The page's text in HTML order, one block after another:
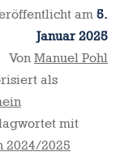
am 5.
Januar 2025
Von Manuel Pohl
als
mit
2024/2025